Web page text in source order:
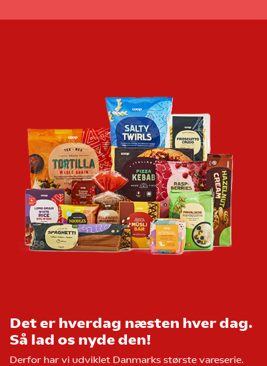
Det er hverdag næsten hver dag.
Så lad os nyde den!
Derfor har vi udviklet Danmarks største vareserie.